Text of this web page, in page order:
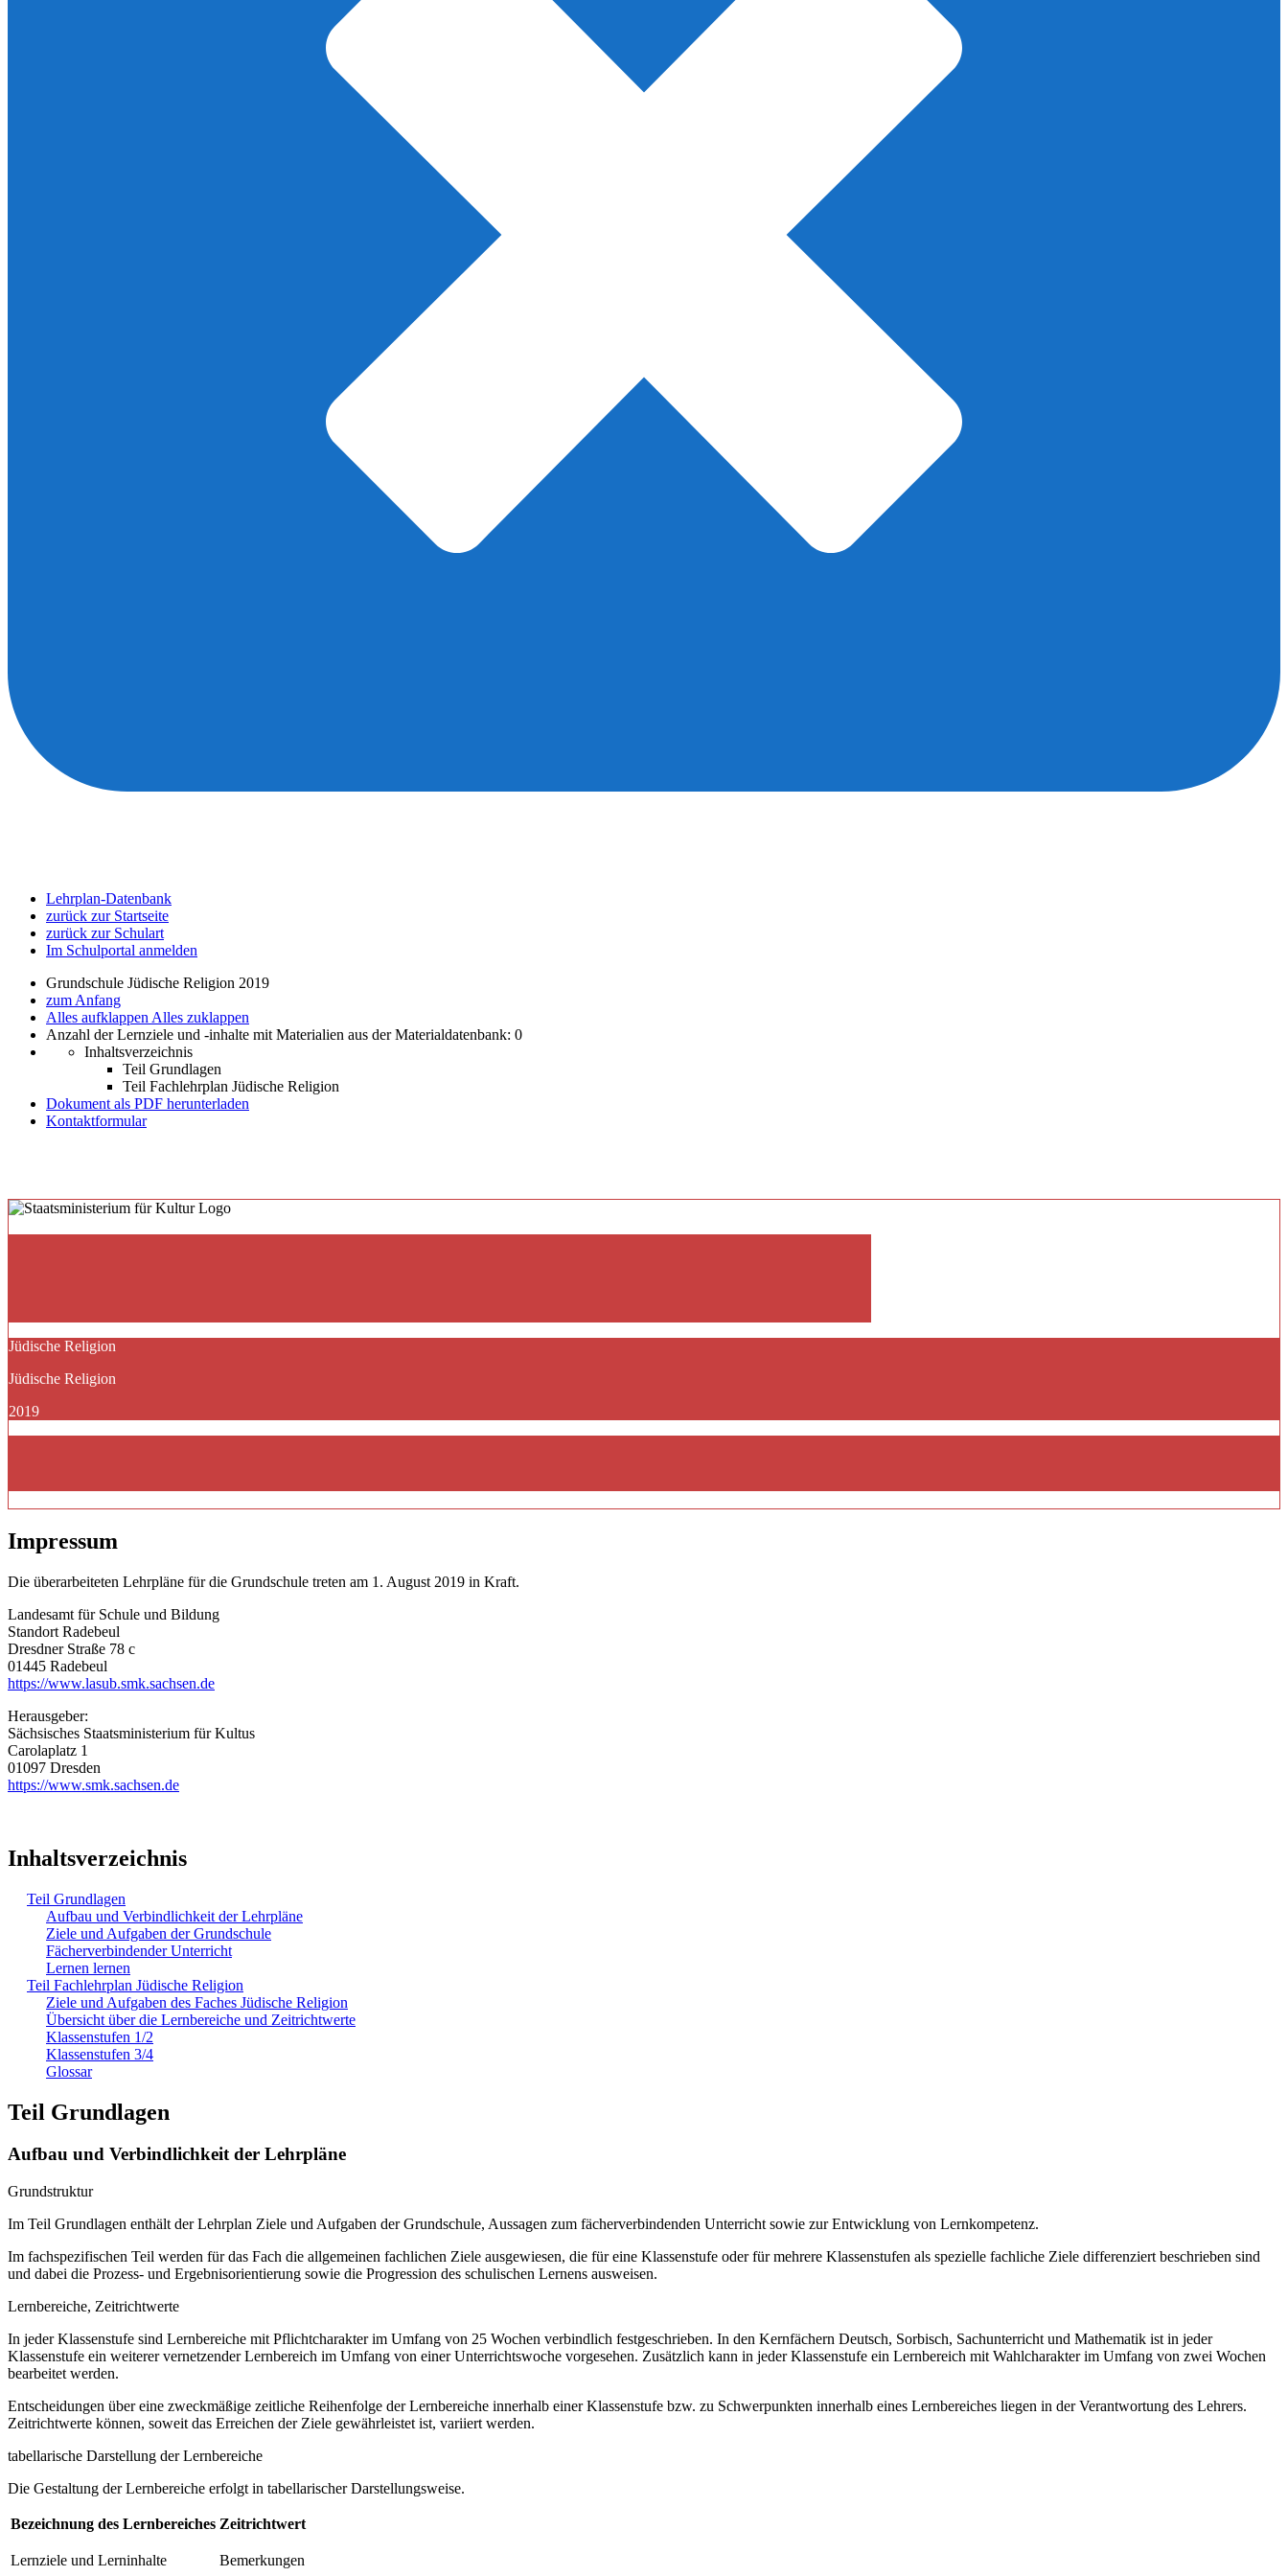
Lehrplan-Datenbank
zurück zur Startseite
zurück zur Schulart
Im Schulportal anmelden
Grundschule Jüdische Religion 2019
zum Anfang
Alles aufklappen Alles zuklappen
Anzahl der Lernziele und -inhalte mit Materialien aus der Materialdatenbank: 0
Inhaltsverzeichnis
Teil Grundlagen
Teil Fachlehrplan Jüdische Religion
Dokument als PDF herunterladen
Kontaktformular
Jüdische Religion
Jüdische Religion
2019
Impressum
Die überarbeiteten Lehrpläne für die Grundschule treten am 1. August 2019 in Kraft.
Landesamt für Schule und Bildung
Standort Radebeul
Dresdner Straße 78 c
01445 Radebeul
https://www.lasub.smk.sachsen.de
Herausgeber:
Sächsisches Staatsministerium für Kultus
Carolaplatz 1
01097 Dresden
https://www.smk.sachsen.de
Inhaltsverzeichnis
Teil Grundlagen
Aufbau und Verbindlichkeit der Lehrpläne
Ziele und Aufgaben der Grundschule
Fächerverbindender Unterricht
Lernen lernen
Teil Fachlehrplan Jüdische Religion
Ziele und Aufgaben des Faches Jüdische Religion
Übersicht über die Lernbereiche und Zeitrichtwerte
Klassenstufen 1/2
Klassenstufen 3/4
Glossar
Teil Grundlagen
Aufbau und Verbindlichkeit der Lehrpläne
Grundstruktur
Im Teil Grundlagen enthält der Lehrplan Ziele und Aufgaben der Grundschule, Aussagen zum fächerverbindenden Unterricht sowie zur Entwicklung von Lernkompetenz.
Im fachspezifischen Teil werden für das Fach die allgemeinen fachlichen Ziele ausgewiesen, die für eine Klassenstufe oder für mehrere Klassenstufen als spezielle fachliche Ziele differenziert beschrieben sind
und dabei die Prozess- und Ergebnisorientierung sowie die Progression des schulischen Lernens ausweisen.
Lernbereiche, Zeitrichtwerte
In jeder Klassenstufe sind Lernbereiche mit Pflichtcharakter im Umfang von 25 Wochen verbindlich festgeschrieben. In den Kernfächern Deutsch, Sorbisch, Sachunterricht und Mathematik ist in jeder
Klassenstufe ein weiterer vernetzender Lernbereich im Umfang von einer Unterrichtswoche vorgesehen. Zusätzlich kann in jeder Klassenstufe ein Lernbereich mit Wahlcharakter im Umfang von zwei Wochen
bearbeitet werden.
Entscheidungen über eine zweckmäßige zeitliche Reihenfolge der Lernbereiche innerhalb einer Klassenstufe bzw. zu Schwerpunkten innerhalb eines Lernbereiches liegen in der Verantwortung des Lehrers.
Zeitrichtwerte können, soweit das Erreichen der Ziele gewährleistet ist, variiert werden.
tabellarische Darstellung der Lernbereiche
Die Gestaltung der Lernbereiche erfolgt in tabellarischer Darstellungsweise.
Bezeichnung des Lernbereiches Zeitrichtwert
Lernziele und Lerninhalte Bemerkungen